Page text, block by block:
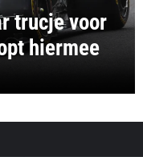
trucje voor
hiermee